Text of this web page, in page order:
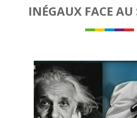
INÉGAUX FACE